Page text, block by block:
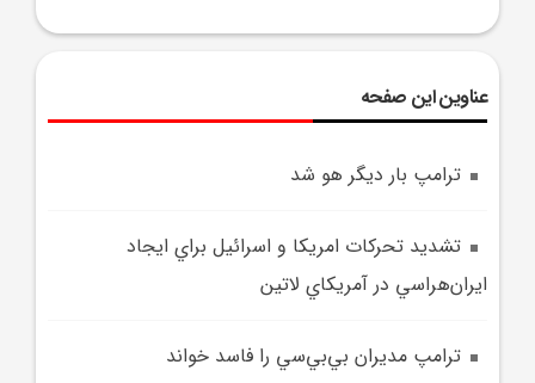
عناوین این صفحه
ترامپ بار ديگر هو شد
تشديد تحرکات امريکا و اسرائيل براي ايجاد
ايران‌هراسي در آمريکاي لاتين
ترامپ مديران بي‌بي‌سي را فاسد خواند